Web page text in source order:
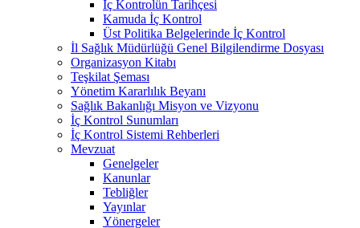
İç Kontrolün Tarihçesi
Kamuda İç Kontrol
Üst Politika Belgelerinde İç Kontrol
İl Sağlık Müdürlüğü Genel Bilgilendirme Dosyası
Organizasyon Kitabı
Teşkilat Şeması
Yönetim Kararlılık Beyanı
Sağlık Bakanlığı Misyon ve Vizyonu
İç Kontrol Sunumları
İç Kontrol Sistemi Rehberleri
Mevzuat
Genelgeler
Kanunlar
Tebliğler
Yayınlar
Yönergeler